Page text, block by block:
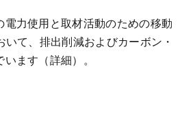
電力使用と取材活動のための移動
て、排出削減およびカーボン・
います（詳細）。